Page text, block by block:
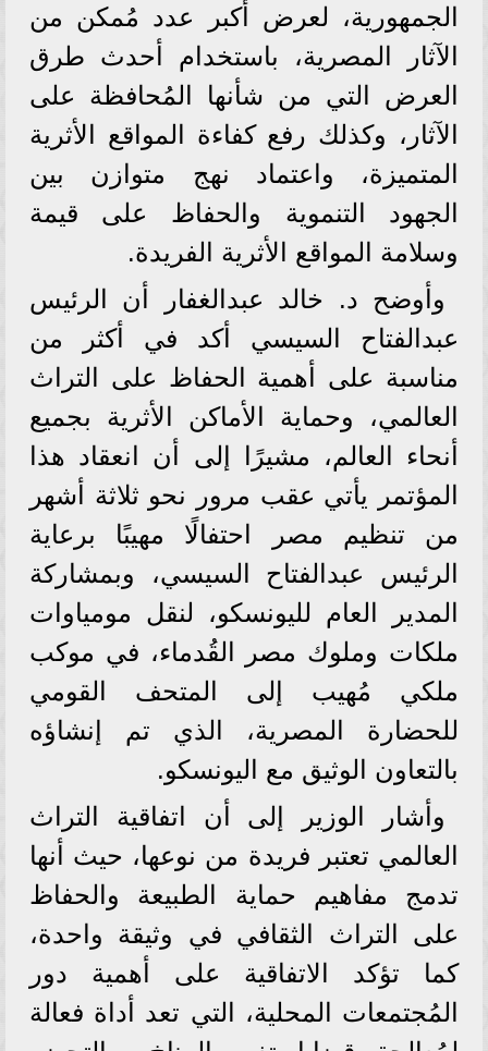
الجمهورية، لعرض أكبر عدد مُمكن من
الآثار المصرية، باستخدام أحدث طرق
العرض التي من شأنها المُحافظة على
الآثار، وكذلك رفع كفاءة المواقع الأثرية
المتميزة، واعتماد نهج متوازن بين
الجهود التنموية والحفاظ على قيمة
وسلامة المواقع الأثرية الفريدة.
وأوضح د. خالد عبدالغفار أن الرئيس
عبدالفتاح السيسي أكد في أكثر من
مناسبة على أهمية الحفاظ على التراث
العالمي، وحماية الأماكن الأثرية بجميع
أنحاء العالم، مشيرًا إلى أن انعقاد هذا
المؤتمر يأتي عقب مرور نحو ثلاثة أشهر
من تنظيم مصر احتفالًا مهيبًا برعاية
الرئيس عبدالفتاح السيسي، وبمشاركة
المدير العام لليونسكو، لنقل مومياوات
ملكات وملوك مصر القُدماء، في موكب
ملكي مُهيب إلى المتحف القومي
للحضارة المصرية، الذي تم إنشاؤه
بالتعاون الوثيق مع اليونسكو.
وأشار الوزير إلى أن اتفاقية التراث
العالمي تعتبر فريدة من نوعها، حيث أنها
تدمج مفاهيم حماية الطبيعة والحفاظ
على التراث الثقافي في وثيقة واحدة،
كما تؤكد الاتفاقية على أهمية دور
المُجتمعات المحلية، التي تعد أداة فعالة